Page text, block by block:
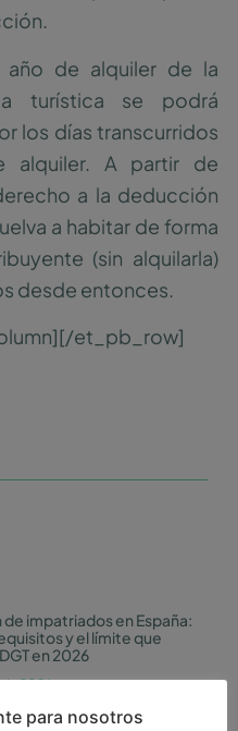
de alquiler de la
turística se podrá
los días transcurridos
alquiler. A partir de
a la deducción
a habitar de forma
(sin alquilarla)
desde entonces.
et_pb_row]
de impatriados en España:
y el límite que
en 2026
2026
para nosotros